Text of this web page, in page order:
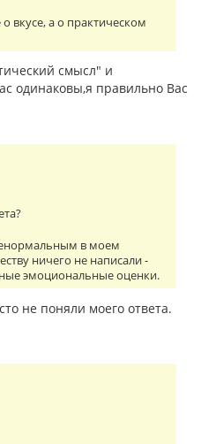
вкусе, а о практическом
смысл" и
одинаковы,я правильно Вас
в моем
ничего не написали -
эмоциональные оценки.
не поняли моего ответа.